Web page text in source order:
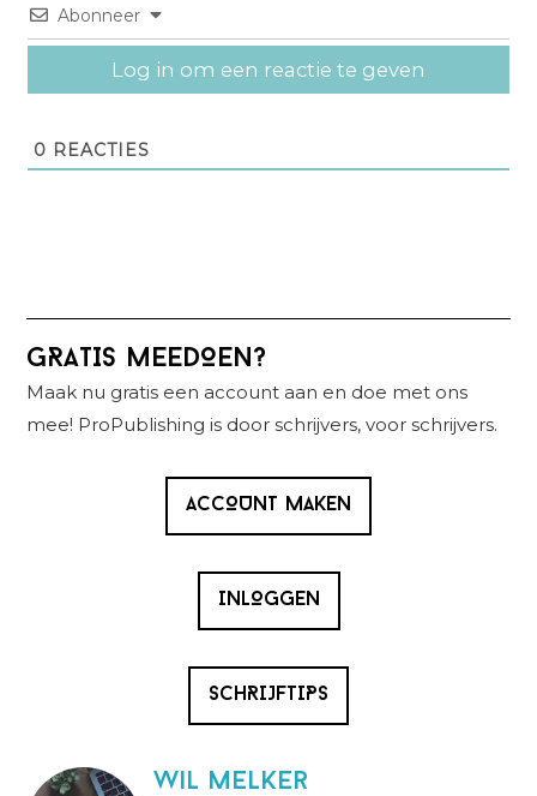
Abonneer
Log in om een reactie te geven
0 REACTIES
Primaire
Sidebar
GRATIS MEEDOEN?
Maak nu gratis een account aan en doe met ons
mee! ProPublishing is door schrijvers, voor schrijvers.
ACCOUNT MAKEN
INLOGGEN
SCHRIJFTIPS
wil melker